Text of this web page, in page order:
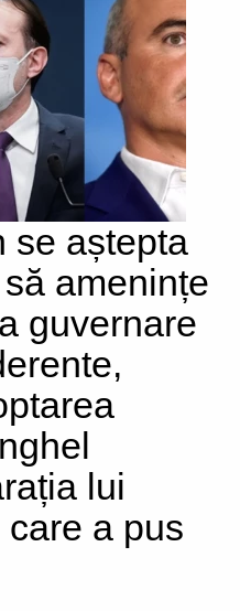
se aștepta
amenințe
guvernare
lui
a pus